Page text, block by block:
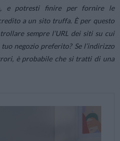
e potresti finire per fornire le
a un sito truffa. È per questo
sempre l’URL dei siti su cui
negozio preferito? Se l’indirizzo
è probabile che si tratti di una